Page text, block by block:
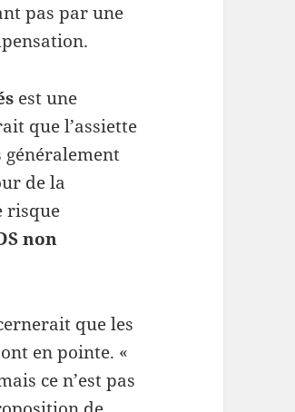
pas par une
est une
que l’assiette
généralement
de la
risque
non
que les
en pointe. «
ce n’est pas